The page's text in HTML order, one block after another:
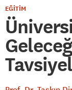
EĞİTİM